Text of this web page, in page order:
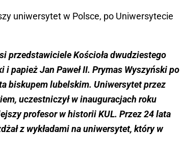
uniwersytet w Polsce, po Uniwersytecie
przedstawiciele Kościoła dwudziestego
papież Jan Paweł II. Prymas Wyszyński po
biskupem lubelskim. Uniwersytet przez
uczestniczył w inauguracjach roku
profesor w historii KUL. Przez 24 lata
z wykładami na uniwersytet, który w